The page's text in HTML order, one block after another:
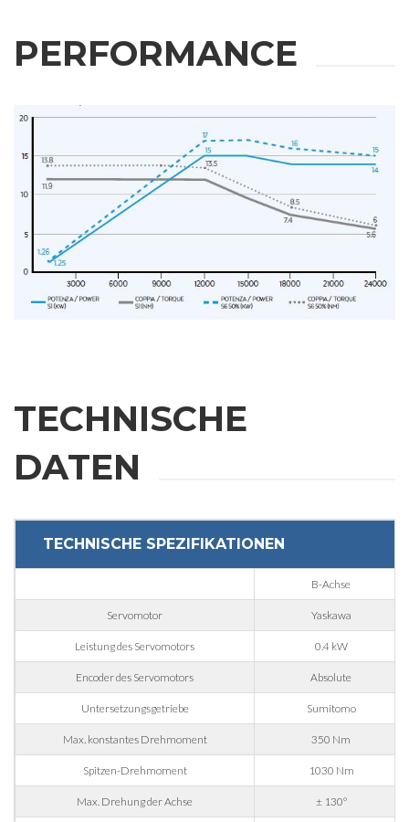
WEITERE
INFORMATIONEN
Bitte füllen Sie das Formular aus, um weitere Informationen zu
erhalten
E-mail
Firma
Stadt
Nation
PERFORMANCE
TECHNISCHE
DATEN
TECHNISCHE SPEZIFIKATIONEN
B-Achse
Servomotor Yaskawa
Leistung des Servomotors 0.4 kW
Encoder des Servomotors Absolute
Untersetzungsgetriebe Sumitomo
Max. konstantes Drehmoment 350 Nm
Spitzen-Drehmoment 1030 Nm
Max. Drehung der Achse ± 130°